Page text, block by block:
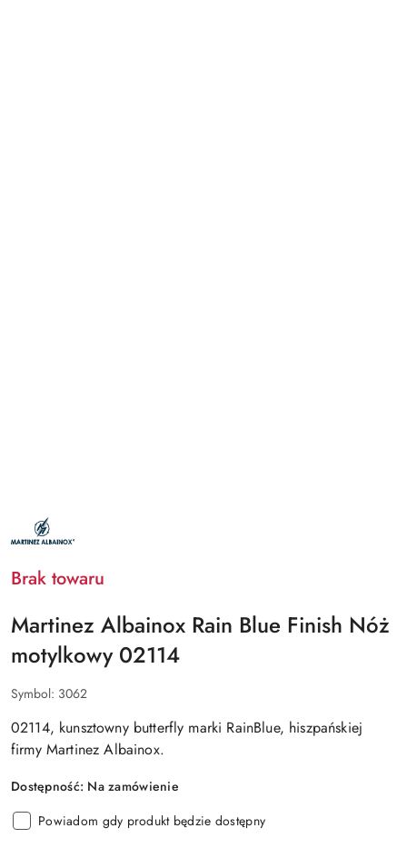
NAZWA
PRODUCENTA:
MARTINEZ
Brak towaru
Martinez Albainox Rain Blue Finish Nóż
motylkowy 02114
Symbol: 3062
02114, kunsztowny butterfly marki RainBlue, hiszpańskiej
firmy Martinez Albainox.
Dostępność: Na zamówienie
Powiadom gdy produkt będzie dostępny